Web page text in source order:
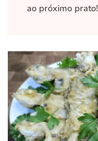
ao próximo prato!